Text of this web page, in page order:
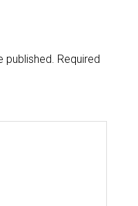
published. Required